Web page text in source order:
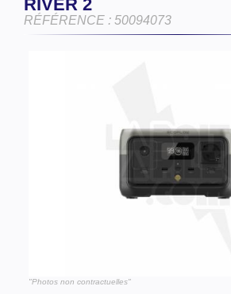
RIVER 2
RÉFÉRENCE : 50094073
"Photos non contractuelles"